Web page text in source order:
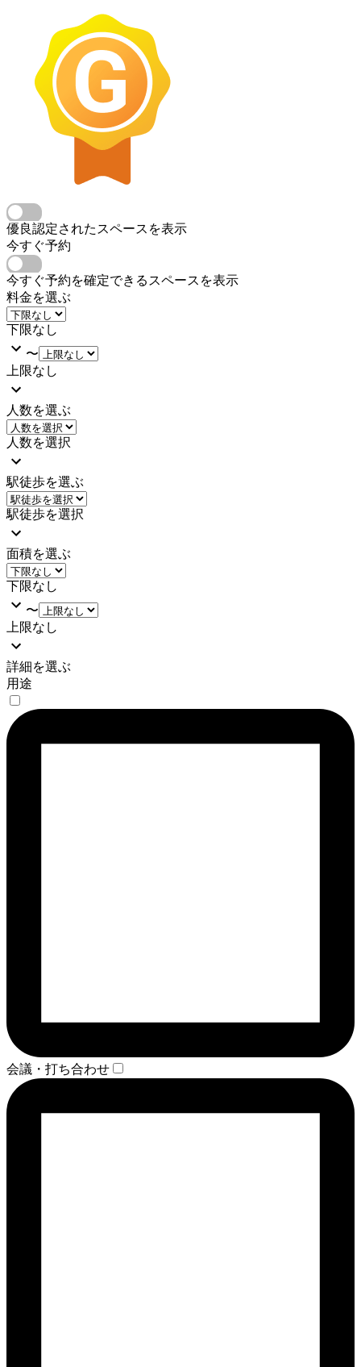
優良認定されたスペースを表示
今すぐ予約
今すぐ予約を確定できるスペースを表示
料金を選ぶ
下限なし
〜
上限なし
人数を選ぶ
人数を選択
駅徒歩を選ぶ
駅徒歩を選択
面積を選ぶ
下限なし
〜
上限なし
詳細を選ぶ
用途
会議・打ち合わせ